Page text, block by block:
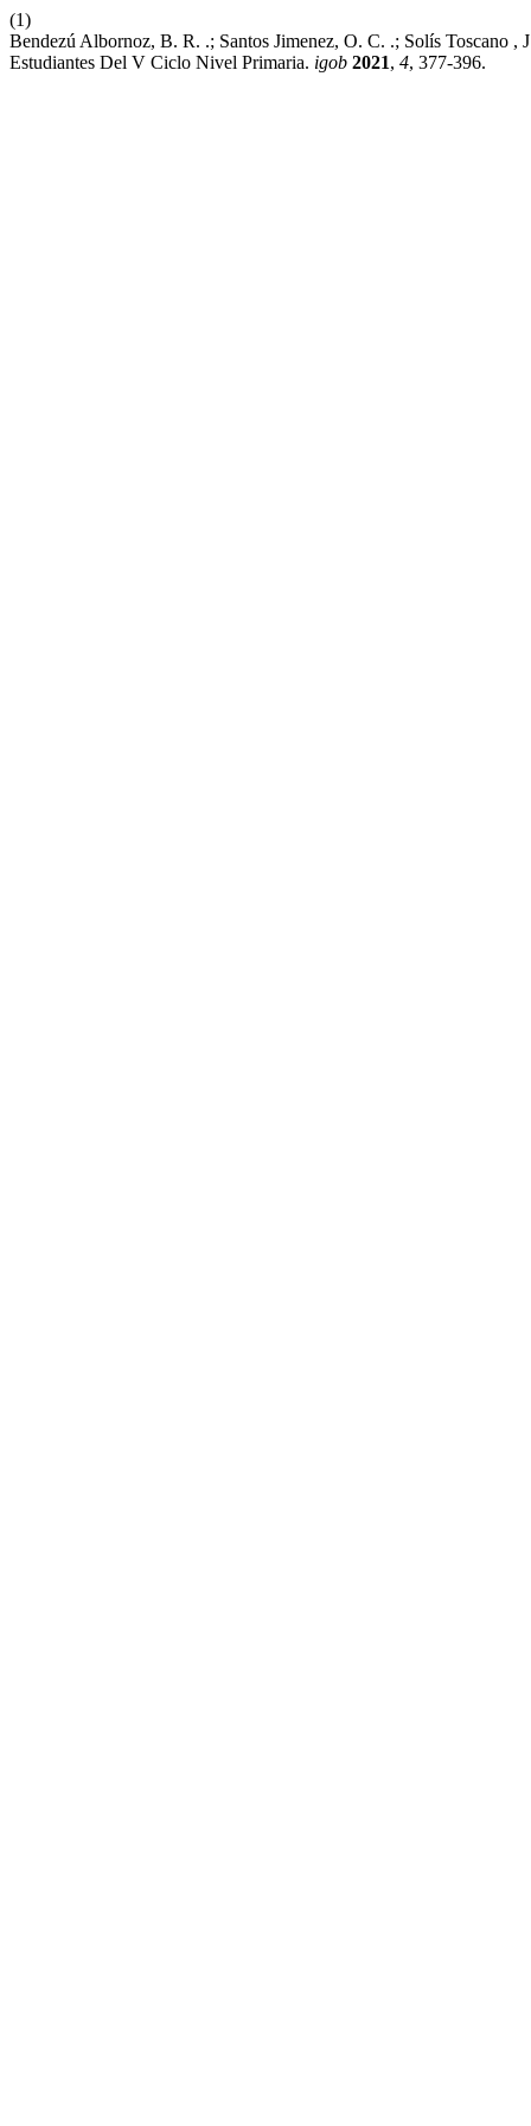
(1)
Bendezú Albornoz, B. R. .; Santos Jimenez, O. C. .; Solís Toscano
Estudiantes Del V Ciclo Nivel Primaria. igob 2021, 4, 377-396.